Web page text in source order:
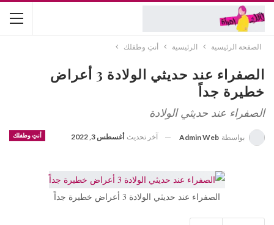
الصفحة الرئيسية الرئيسية أنتِ وطفلك
الصفراء عند حديثي الولادة 3 أعراض
خطيرة جداً
الصفراء عند حديثي الولادة
أنتِ وطفلك بواسطة Admin Web آخر تحديث أغسطس 3, 2022
الصفراء عند حديثي الولادة 3 أعراض خطيرة جداً